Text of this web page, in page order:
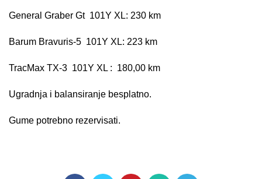
General Graber Gt 101Y XL: 230 km
Barum Bravuris-5 101Y XL: 223 km
TracMax TX-3 101Y XL : 180,00 km
Ugradnja i balansiranje besplatno.
Gume potrebno rezervisati.